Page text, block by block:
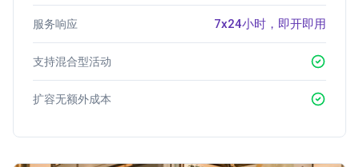
服务响应 7x24小时，即开即用
支持混合型活动
扩容无额外成本